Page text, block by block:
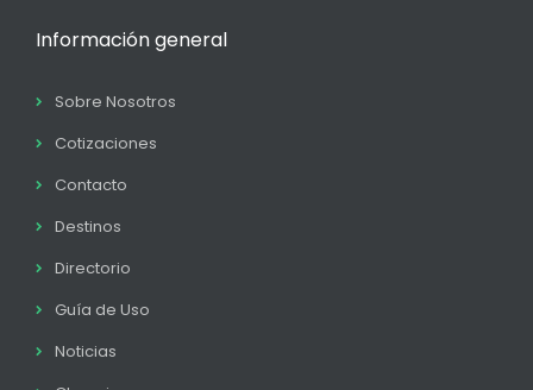
Información general
Sobre Nosotros
Cotizaciones
Contacto
Destinos
Directorio
Guía de Uso
Noticias